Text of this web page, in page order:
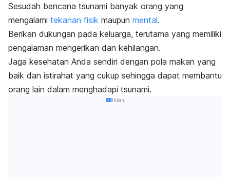
Sesudah bencana tsunami banyak orang yang
mengalami tekanan fisik maupun mental.
Berikan dukungan pada keluarga, terutama yang memiliki
pengalaman mengerikan dan kehilangan.
Jaga kesehatan Anda sendiri dengan pola makan yang
baik dan istirahat yang cukup sehingga dapat membantu
orang lain dalam menghadapi tsunami.
Iklan